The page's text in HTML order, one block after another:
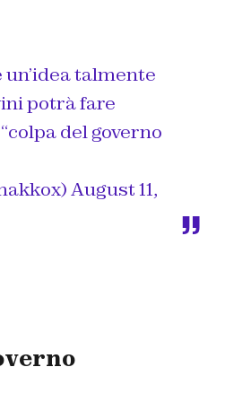
talmente
potrà fare
del governo
August 11,